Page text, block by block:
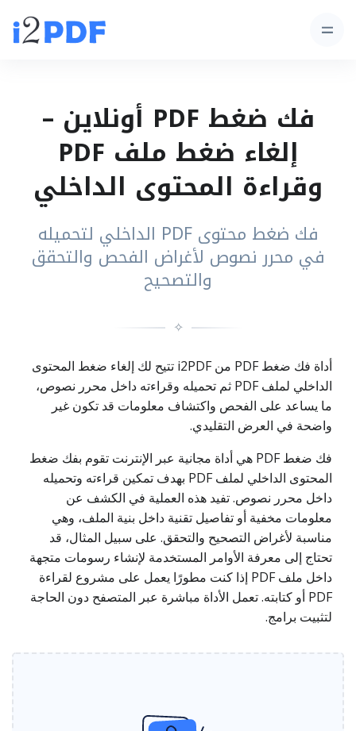
فك ضغط PDF أونلاين –
إلغاء ضغط ملف PDF
وقراءة المحتوى الداخلي
فك ضغط محتوى PDF الداخلي لتحميله
في محرر نصوص لأغراض الفحص والتحقق
والتصحيح
✧
أداة فك ضغط PDF من i2PDF تتيح لك إلغاء ضغط المحتوى
الداخلي لملف PDF ثم تحميله وقراءته داخل محرر نصوص،
ما يساعد على الفحص واكتشاف معلومات قد تكون غير
واضحة في العرض التقليدي.
فك ضغط PDF هي أداة مجانية عبر الإنترنت تقوم بفك ضغط
المحتوى الداخلي لملف PDF بهدف تمكين قراءته وتحميله
داخل محرر نصوص. تفيد هذه العملية في الكشف عن
معلومات مخفية أو تفاصيل تقنية داخل بنية الملف، وهي
مناسبة لأغراض التصحيح والتحقق. على سبيل المثال، قد
تحتاج إلى معرفة الأوامر المستخدمة لإنشاء رسومات متجهة
داخل ملف PDF إذا كنت مطورًا يعمل على مشروع لقراءة
PDF أو كتابته. تعمل الأداة مباشرة عبر المتصفح دون الحاجة
لتثبيت برامج.